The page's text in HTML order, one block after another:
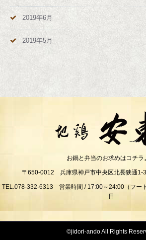
2019年6月
2019年5月
お鍋と弁当のお求めはコチラ
〒650-0012 兵庫県神戸市中央区北長狭通1-
TEL.078-332-6313 営業時間 / 17:00～24:00（フー
日
©jidori-ando All Rights